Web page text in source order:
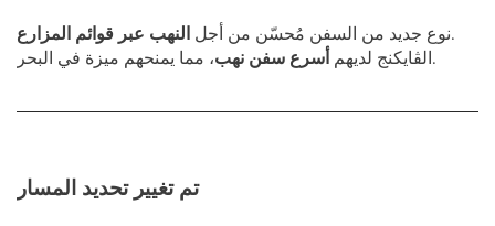
نوع جديد من السفن مُحسّن من أجل النهب عبر قوائم المزارع
.
الڤايكنج لديهمأسرع سفن نهب ، مما يمنحهم ميزة في البحر.
تم تغيير تحديد المسار